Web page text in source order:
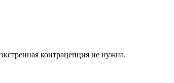
контрацепция не нужна.